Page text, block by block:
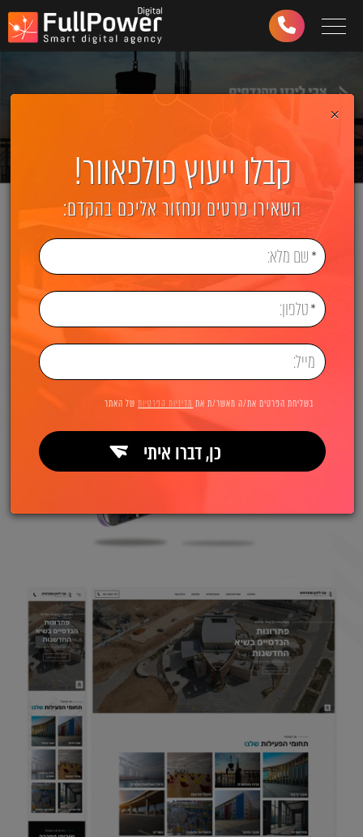
Toggle navigation
03-
997 ×
קבלו ייעוץ פולפאוור!
השאירו פרטים ונחזור אליכם בהקדם:
בשליחת הפרטים את/ה מאשר/ת את מדיניות הפרטיותשל האתר
כן, דברו איתי